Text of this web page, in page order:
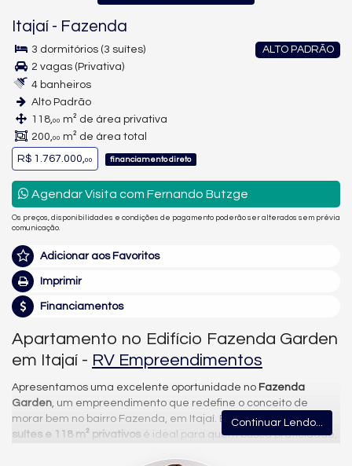
Itajaí - Fazenda
ALTO PADRÃO
3 dormitórios (3 suítes)
2 vagas (Privativa)
4 banheiros
Alto Padrão
118,00 m² de área privativa
200,00 m² de área total
R$ 1.767.000,00 financiamento direto
Agendar Visita com Fernando Butzge
Os preços, disponibilidades e condições de pagamento poderão ser alterados sem prévia
comunicação.
Adicionar aos Favoritos
Imprimir
Financiamentos
Apartamento no Edifício Fazenda Garden
em Itajaí - RV Empreendimentos
Apresentamos uma excelente oportunidade no Fazenda
Garden, um empreendimento que redefine o conceito de
morar bem no bairro Fazenda, em Itajaí. Estaunidade com 3
suítes e 118 m² privativos é ideal para quem busca praticidade,
Continuar Lendo...